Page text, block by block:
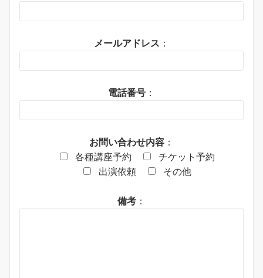
メールアドレス ：
電話番号 ：
お問い合わせ内容 ：
各種講座予約
チケット予約
出演依頼
その他
備考 ：